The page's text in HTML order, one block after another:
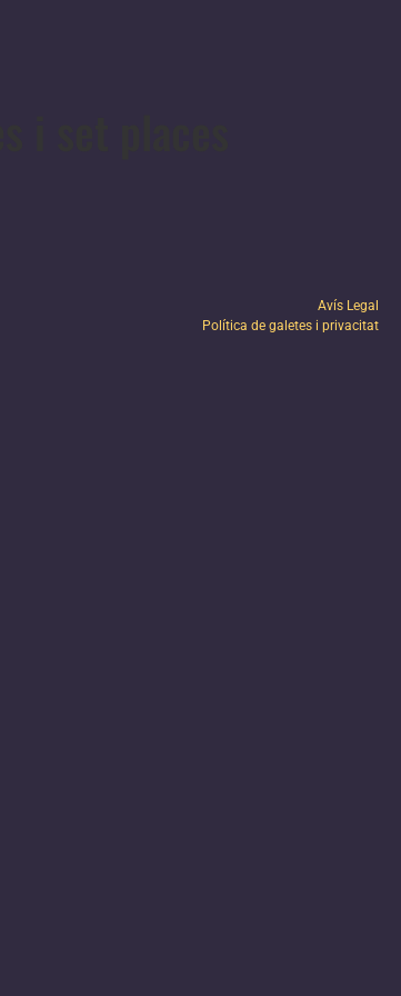
Avís Legal
Política de galetes i privacitat